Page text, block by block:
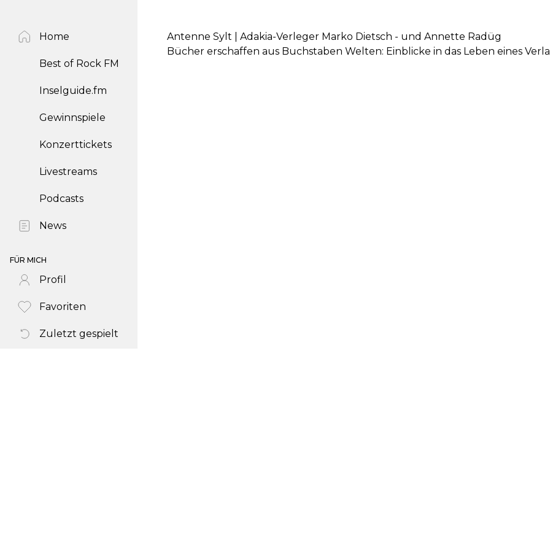
Home
Best of Rock FM
Inselguide.fm
Gewinnspiele
Konzerttickets
Livestreams
Podcasts
News
FÜR MICH
Profil
Favoriten
Zuletzt gespielt
Antenne Sylt | Adakia-Verleger Marko Dietsch - und Annette Radüg
Bücher erschaffen aus Buchstaben Welten: Einblicke in das Leben eines